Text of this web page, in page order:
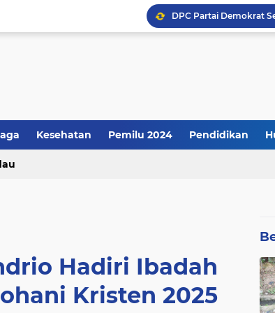
Kenyataannya:
Kesehatan Pemilu 2024 Pendidikan
Hadiri Ibadah
Kristen 2025